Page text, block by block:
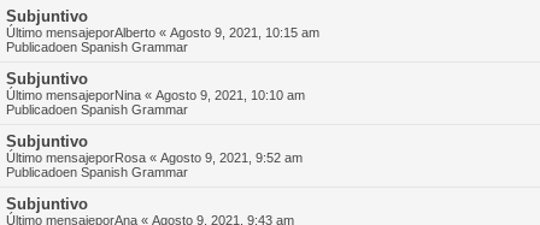
Subjuntivo
Último mensajeporAlberto « Agosto 9, 2021, 10:15 am
Publicadoen Spanish Grammar
Subjuntivo
Último mensajeporNina « Agosto 9, 2021, 10:10 am
Publicadoen Spanish Grammar
Subjuntivo
Último mensajeporRosa « Agosto 9, 2021, 9:52 am
Publicadoen Spanish Grammar
Subjuntivo
Último mensajeporAna « Agosto 9, 2021, 9:43 am